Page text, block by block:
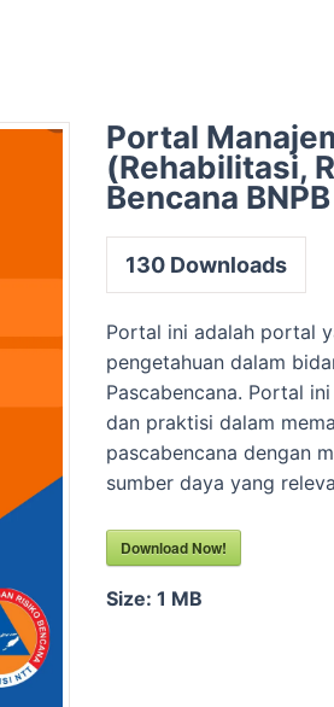
Portal
(Rehabilitasi,
Bencana BNPB
130 Downloads
Portal ini adalah portal
pengetahuan dalam
Pascabencana. Portal
dan praktisi dalam
pascabencana dengan
sumber daya yang
Download Now!
Size:1 MB